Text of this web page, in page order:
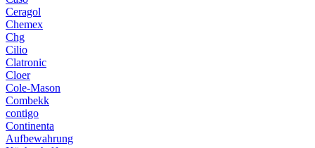
Ceragol
Chemex
Chg
Cilio
Clatronic
Cloer
Cole-Mason
Combekk
contigo
Continenta
Aufbewahrung